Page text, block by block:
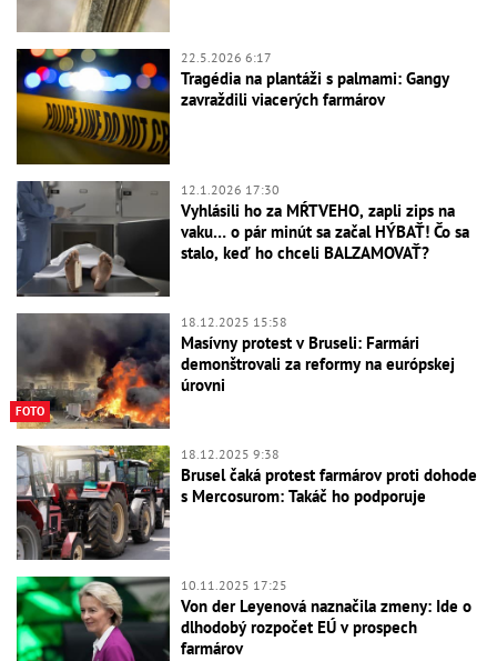
22.5.2026 6:17
Tragédia na plantáži s palmami: Gangy
zavraždili viacerých farmárov
12.1.2026 17:30
Vyhlásili ho za MŔTVEHO, zapli zips na
vaku… o pár minút sa začal HÝBAŤ! Čo sa
stalo, keď ho chceli BALZAMOVAŤ?
FOTO
18.12.2025 15:58
Masívny protest v Bruseli: Farmári
demonštrovali za reformy na európskej
úrovni
18.12.2025 9:38
Brusel čaká protest farmárov proti dohode
s Mercosurom: Takáč ho podporuje
10.11.2025 17:25
Von der Leyenová naznačila zmeny: Ide o
dlhodobý rozpočet EÚ v prospech
farmárov